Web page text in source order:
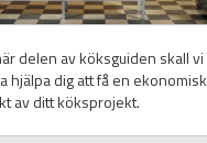
delen av köksguiden skall vi
hjälpa dig att få en ekonomisk
av ditt köksprojekt.